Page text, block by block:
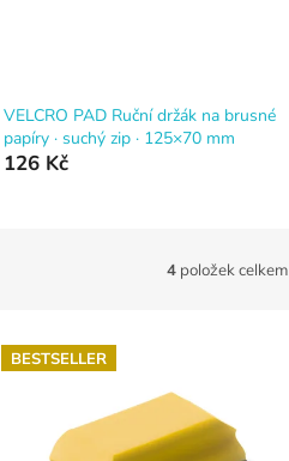
VELCRO PAD Ruční držák na brusné
papíry · suchý zip · 125×70 mm
126 Kč
4 položek celkem
BESTSELLER